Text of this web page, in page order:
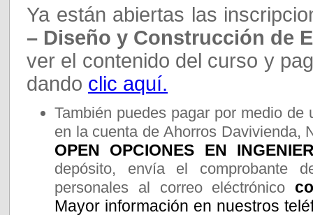
Ya están abiertas las
– Diseño y Construcción de
ver el contenido del curso y
dando clic aquí.
También puedes pagar por medio
en la cuenta de Ahorros Davivienda,
OPEN OPCIONES EN
depósito, envía el comprobante
personales al correo eléctrónico
Mayor información en nuestros